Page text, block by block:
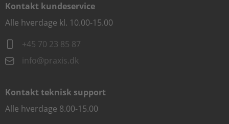
Kontakt kundeservice
Alle hverdage kl. 10.00-15.00
+45 70 23 85 87
info@praxis.dk
Kontakt teknisk support
Alle hverdage 8.00-15.00